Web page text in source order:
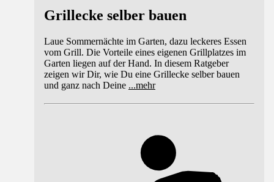
Grillecke selber bauen
Laue Sommernächte im Garten, dazu leckeres Essen
vom Grill. Die Vorteile eines eigenen Grillplatzes im
Garten liegen auf der Hand. In diesem Ratgeber
zeigen wir Dir, wie Du eine Grillecke selber bauen
und ganz nach Deine ...mehr